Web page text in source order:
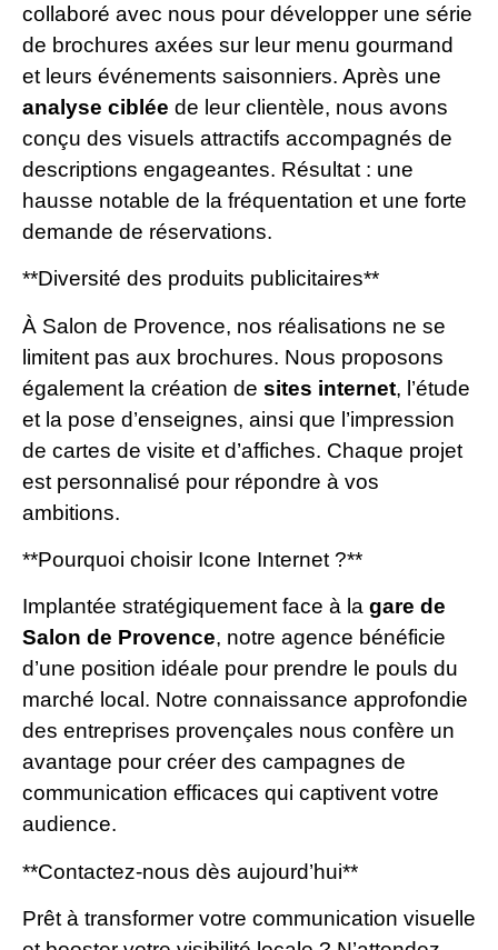
collaboré avec nous pour développer une série
de brochures axées sur leur menu gourmand
et leurs événements saisonniers. Après une
analyse ciblée de leur clientèle, nous avons
conçu des visuels attractifs accompagnés de
descriptions engageantes. Résultat : une
hausse notable de la fréquentation et une forte
demande de réservations.
**Diversité des produits publicitaires**
À Salon de Provence, nos réalisations ne se
limitent pas aux brochures. Nous proposons
également la création de sites internet, l’étude
et la pose d’enseignes, ainsi que l’impression
de cartes de visite et d’affiches. Chaque projet
est personnalisé pour répondre à vos
ambitions.
**Pourquoi choisir Icone Internet ?**
Implantée stratégiquement face à la gare de
Salon de Provence, notre agence bénéficie
d’une position idéale pour prendre le pouls du
marché local. Notre connaissance approfondie
des entreprises provençales nous confère un
avantage pour créer des campagnes de
communication efficaces qui captivent votre
audience.
**Contactez-nous dès aujourd’hui**
Prêt à transformer votre communication visuelle